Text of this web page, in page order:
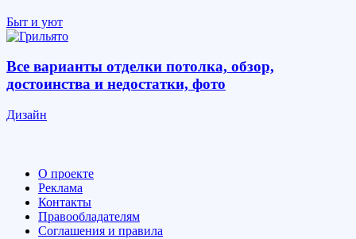
Быт и уют
Все варианты отделки потолка, обзор,
достоинства и недостатки, фото
Дизайн
О проекте
Реклама
Контакты
Правообладателям
Соглашения и правила